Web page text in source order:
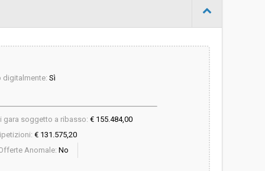
digitalmente: Sì
gara soggetto a ribasso: € 155.484,00
€ 131.575,20
Anomale: No